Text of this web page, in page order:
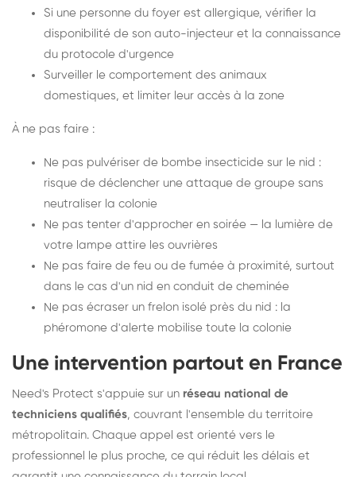
Si une personne du foyer est allergique, vérifier la
disponibilité de son auto-injecteur et la connaissance
du protocole d'urgence
Surveiller le comportement des animaux
domestiques, et limiter leur accès à la zone
À ne pas faire :
Ne pas pulvériser de bombe insecticide sur le nid :
risque de déclencher une attaque de groupe sans
neutraliser la colonie
Ne pas tenter d'approcher en soirée — la lumière de
votre lampe attire les ouvrières
Ne pas faire de feu ou de fumée à proximité, surtout
dans le cas d'un nid en conduit de cheminée
Ne pas écraser un frelon isolé près du nid : la
phéromone d'alerte mobilise toute la colonie
Une intervention partout en France
Need's Protect s'appuie sur un réseau national de
techniciens qualifiés, couvrant l'ensemble du territoire
métropolitain. Chaque appel est orienté vers le
professionnel le plus proche, ce qui réduit les délais et